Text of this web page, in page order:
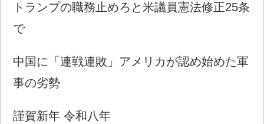
トランプの職務止めろと米議員憲法修正25条
で
中国に「連戦連敗」アメリカが認め始めた軍
事の劣勢
謹賀新年 令和八年